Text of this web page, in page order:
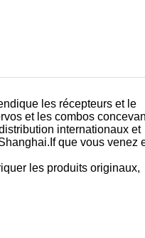
les récepteurs et le
et les combos
internationaux et
que vous venez
les produits originaux,